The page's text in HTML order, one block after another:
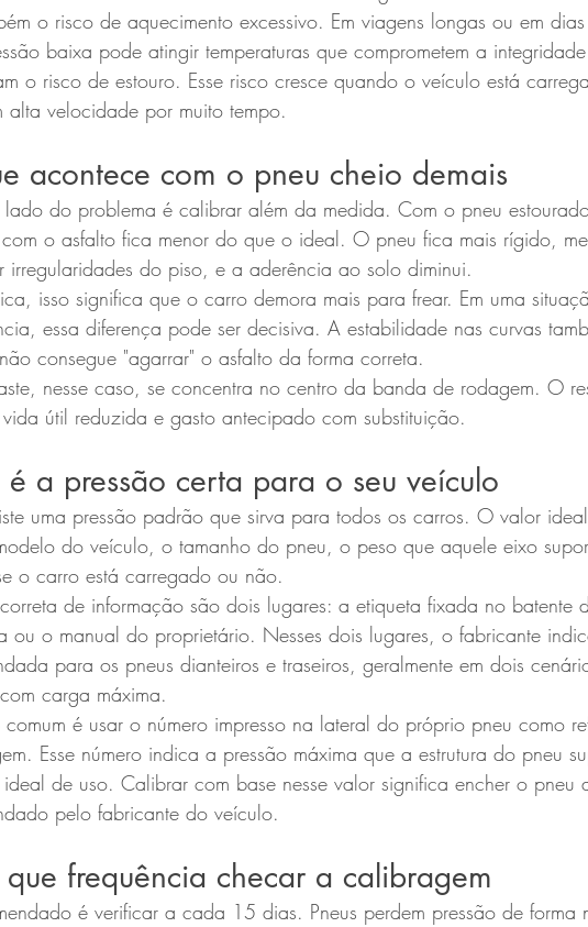
o risco de aquecimento excessivo. Em viagens longas ou em
baixa pode atingir temperaturas que comprometem a
o risco de estouro. Esse risco cresce quando o veículo está
alta velocidade por muito tempo.
acontece com o pneu cheio demais
do problema é calibrar além da medida. Com o pneu
o asfalto fica menor do que o ideal. O pneu fica mais rígido,
irregularidades do piso, e a aderência ao solo diminui.
isso significa que o carro demora mais para frear. Em uma
essa diferença pode ser decisiva. A estabilidade nas curvas
consegue "agarrar" o asfalto da forma correta.
nesse caso, se concentra no centro da banda de rodagem. O
vida útil reduzida e gasto antecipado com substituição.
a pressão certa para o seu veículo
uma pressão padrão que sirva para todos os carros. O valor
do veículo, o tamanho do pneu, o peso que aquele eixo
o carro está carregado ou não.
de informação são dois lugares: a etiqueta fixada no batente
ou o manual do proprietário. Nesses dois lugares, o fabricante
para os pneus dianteiros e traseiros, geralmente em dois
carga máxima.
comum é usar o número impresso na lateral do próprio pneu como
Esse número indica a pressão máxima que a estrutura do pneu
ideal de uso. Calibrar com base nesse valor significa encher o pneu
pelo fabricante do veículo.
frequência checar a calibragem
é verificar a cada 15 dias. Pneus perdem pressão de forma